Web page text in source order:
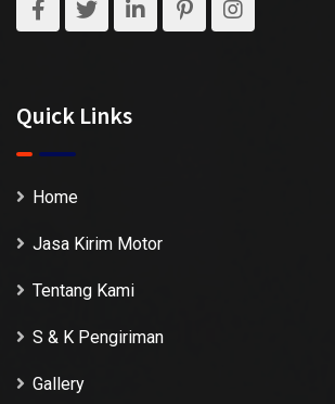
Quick Links
Home
Jasa Kirim Motor
Tentang Kami
S & K Pengiriman
Gallery